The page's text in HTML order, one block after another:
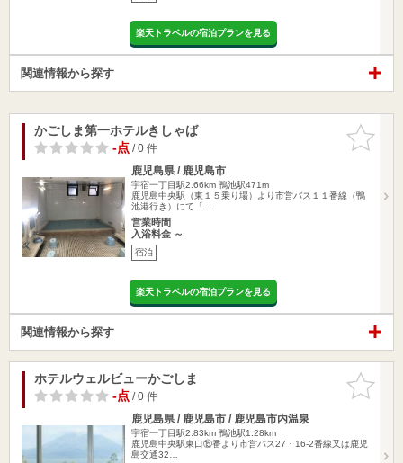
楽天トラベルの宿泊プランを見る
関連情報から探す
お気に入
りに追加
かごしま第一ホテルきしゃば
-点/ 0 件
鹿児島県 / 鹿児島市
宇宿一丁目駅2.66km 鴨池駅471m
鹿児島中央駅（東１５乗り場）より市営バス１１番線（鴨
池港行き）にて「…
営業時間
入浴料金 ～
宿泊
楽天トラベルの宿泊プランを見る
関連情報から探す
お気に入
りに追加
ホテルウェルビューかごしま
-点/ 0 件
鹿児島県 / 鹿児島市 / 鹿児島市内温泉
宇宿一丁目駅2.83km 鴨池駅1.28km
鹿児島中央駅東口⑮番より市営バス27・16-2番線又は鹿児
島交通32…